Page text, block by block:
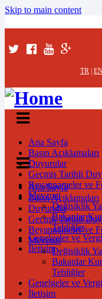
Skip to main content
TR
Ana Sayfa
Basın Açıklamaları
Duyurular
Geçmiş Tarihli
Beyannameler ve
Mevzuat
Değişiklik
Bakanlar
Tebliğler
Genelgeler ve
İletişim
Ana Sayfa
Basın Açıklamaları
Duyurular
Geçmiş Tarihli
Beyannameler ve
Mevzuat
Değişiklik
Bakanlar
Tebliğler
Genelgeler ve
İletişim